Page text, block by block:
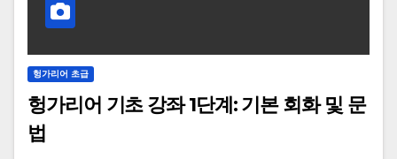
헝가리어 초급
헝가리어 기초 강좌 1단계: 기본 회화 및 문
법